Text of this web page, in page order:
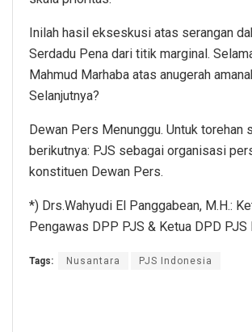
Inilah hasil ekseskusi atas serangan
Serdadu Pena dari titik marginal.
Mahmud Marhaba atas anugerah
Selanjutnya?
Dewan Pers Menunggu. Untuk torehan
berikutnya: PJS sebagai organisasi
konstituen Dewan Pers.
*) Drs.Wahyudi El Panggabean, M.H.:
Pengawas DPP PJS & Ketua DPD PJS
Tags: Nusantara PJS Indonesia